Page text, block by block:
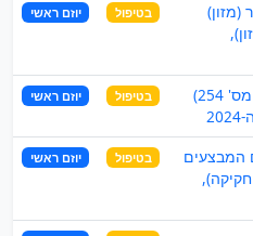
(מזון)
בטיפול יוזם ראשי
הצעת חוק הביטוח הלאומי (תיקון מס' 254)
בטיפול יוזם ראשי
המבצעים
בטיפול יוזם ראשי